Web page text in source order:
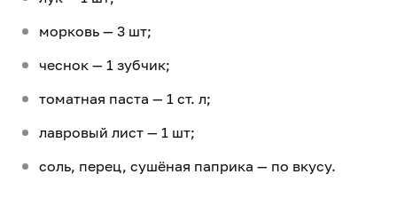
морковь — 3 шт;
чеснок — 1 зубчик;
томатная паста — 1 ст. л;
лавровый лист — 1 шт;
соль, перец, сушёная паприка — по вкусу.